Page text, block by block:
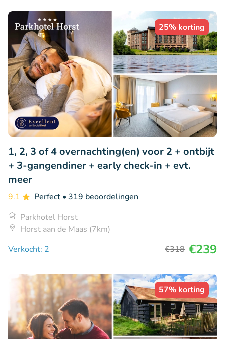
25% korting
1, 2, 3 of 4 overnachting(en) voor 2 + ontbijt
+ 3-gangendiner + early check-in + evt.
meer
9.1 Perfect • 319 beoordelingen
Parkhotel Horst
Horst aan de Maas (7km)
Verkocht: 2
€318 €239
57% korting